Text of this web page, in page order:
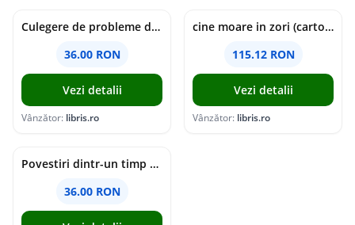
Culegere de probleme de matematica - Clasa 5 - Ioana Monalisa Manea, Cristina Neagoe
36.00 RON
Vezi detalii
Vânzător: libris.ro
cine moare in zori (cartonata) - holly jackson
115.12 RON
Vezi detalii
Vânzător: libris.ro
Povestiri dintr-un timp suspendat - Simona Mihutiu
36.00 RON